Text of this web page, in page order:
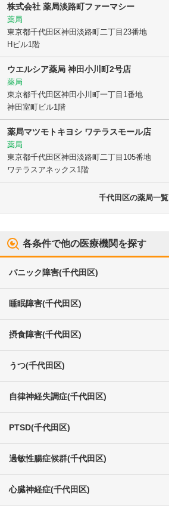
株式会社 薬局淡路町ファーマシー
薬局
東京都千代田区神田淡路町二丁目23番地
Hビル1階
ウエルシア薬局 神田小川町2号店
薬局
東京都千代田区神田小川町一丁目1番地
神田室町ビル1階
薬局マツモトキヨシ ワテラスモール店
薬局
東京都千代田区神田淡路町二丁目105番地
ワテラスアネックス1階
千代田区の薬局一覧
各条件で他の医療機関を探す
パニック障害(千代田区)
睡眠障害(千代田区)
摂食障害(千代田区)
うつ(千代田区)
自律神経失調症(千代田区)
PTSD(千代田区)
過敏性腸症候群(千代田区)
心臓神経症(千代田区)